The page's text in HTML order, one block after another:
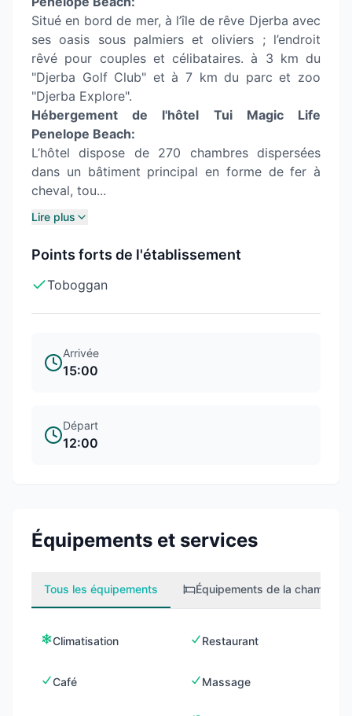
Situé en bord de mer, à l’île de rêve Djerba avec
ses oasis sous palmiers et oliviers ; l’endroit
rêvé pour couples et célibataires. à 3 km du
"Djerba Golf Club" et à 7 km du parc et zoo
"Djerba Explore".
Hébergement de l'hôtel Tui Magic Life
Penelope Beach:
L’hôtel dispose de 270 chambres dispersées
dans un bâtiment principal en forme de fer à
cheval, tou...
Lire plus
Points forts de l'établissement
Toboggan
Arrivée
15:00
Départ
12:00
Équipements et services
Tous les équipements Équipements de la chambre
Climatisation Restaurant
Café Massage